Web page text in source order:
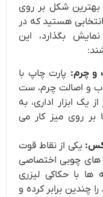
شکل بر روی
هستید که در
بگذارد، این
و چرم: پارت چاپ با
و اصالت چرم، ست
یک ابزار اداری، به
بر روی میز کار می
یکی از نقاط قوت
های چوبی اختصاصی
ها با حکاکی لیزری
چندین برابر کرده و